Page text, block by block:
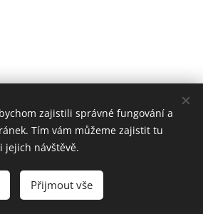
| HBC Malenovice 2024
Cookies
zajistili správné fungování a
Tím vám můžeme zajistit tu
jejich návštěvě.
Přijmout vše